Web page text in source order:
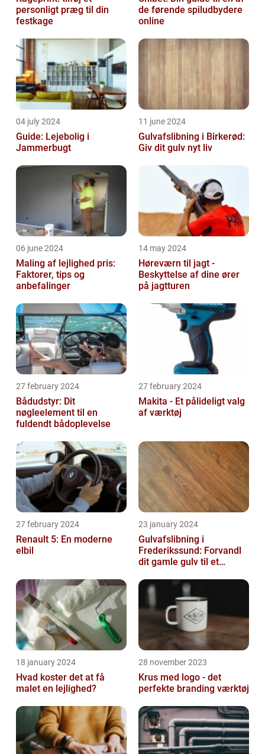
personligt præg til din
festkage
de førende spiludbydere
online
04 july 2024
Guide: Lejebolig i
Jammerbugt
11 june 2024
Gulvafslibning i Birkerød:
Giv dit gulv nyt liv
06 june 2024
Maling af lejlighed pris:
Faktorer, tips og
anbefalinger
14 may 2024
Høreværn til jagt -
Beskyttelse af dine ører
på jagtturen
27 february 2024
Bådudstyr: Dit
nøgleelement til en
fuldendt bådoplevelse
27 february 2024
Makita - Et pålideligt valg
af værktøj
27 february 2024
Renault 5: En moderne
elbil
23 january 2024
Gulvafslibning i
Frederikssund: Forvandl
dit gamle gulv til et
18 january 2024
Hvad koster det at få
malet en lejlighed?
28 november 2023
Krus med logo - det
perfekte branding værktøj